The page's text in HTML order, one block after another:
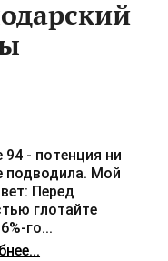
94 - потенция ни
подводила. Мой
Перед
глотайте
го...